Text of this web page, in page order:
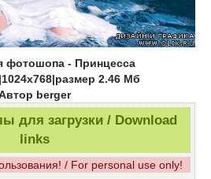
фотошопа - Принцесса
2.46 Мб
berger
для загрузки / Download
links
/ For personal use only!